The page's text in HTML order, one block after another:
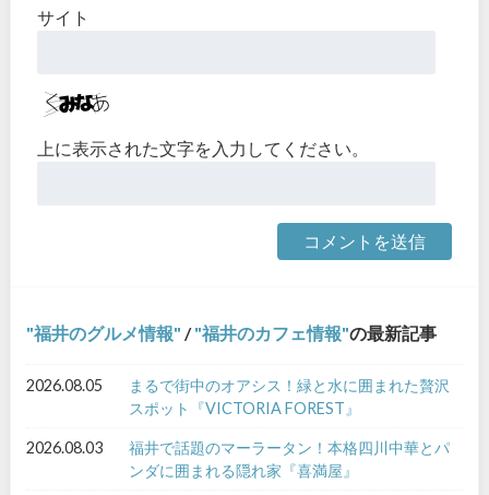
サイト
上に表示された文字を入力してください。
福井のグルメ情報 / 福井のカフェ情報 の最新記事
2026.08.05
まるで街中のオアシス！緑と水に囲まれた贅沢
スポット『VICTORIA FOREST』
2026.08.03
福井で話題のマーラータン！本格四川中華とパ
ンダに囲まれる隠れ家『喜満屋』